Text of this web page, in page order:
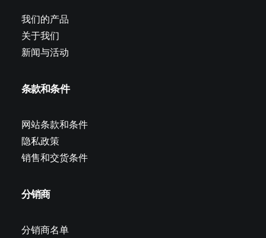
我们的产品
关于我们
新闻与活动
条款和条件
网站条款和条件
隐私政策
销售和交货条件
分销商
分销商名单